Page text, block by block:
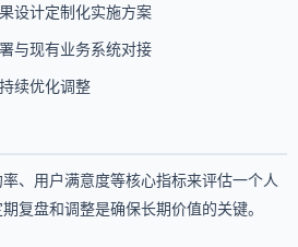
设计定制化实施方案
与现有业务系统对接
续优化调整
、用户满意度等核心指标来评估一个人
复盘和调整是确保长期价值的关键。